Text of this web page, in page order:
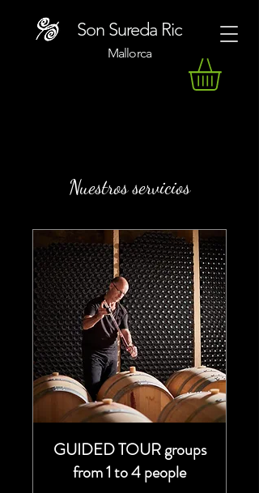
Son Sureda Ric
Mallorca
Nuestros servicios
GUIDED TOUR groups
from 1 to 4 people